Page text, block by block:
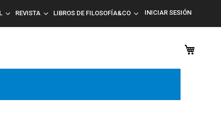
REVISTA LIBROS DE FILOSOFÍA&CO INICIAR SESIÓN